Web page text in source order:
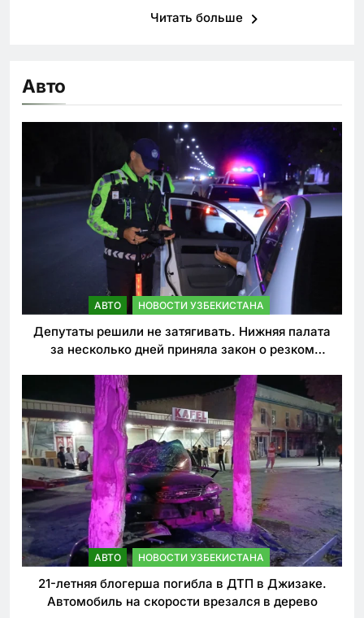
Читать больше
Авто
АВТО НОВОСТИ УЗБЕКИСТАНА
Депутаты решили не затягивать. Нижняя палата
за несколько дней приняла закон о резком
АВТО НОВОСТИ УЗБЕКИСТАНА
21-летняя блогерша погибла в ДТП в Джизаке.
Автомобиль на скорости врезался в дерево